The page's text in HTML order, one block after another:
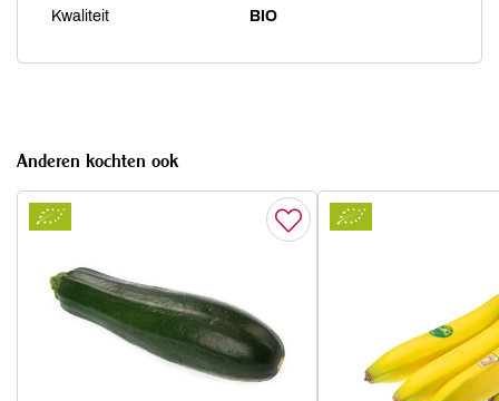
Kwaliteit BIO
Anderen kochten ook